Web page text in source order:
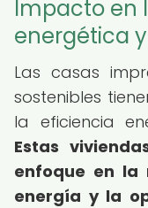
Impacto en
energética
Las casas
sostenibles
la eficiencia
Estas
enfoque en la
energía y la